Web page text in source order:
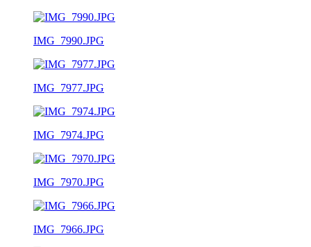
IMG_7990.JPG
IMG_7977.JPG
IMG_7974.JPG
IMG_7970.JPG
IMG_7966.JPG